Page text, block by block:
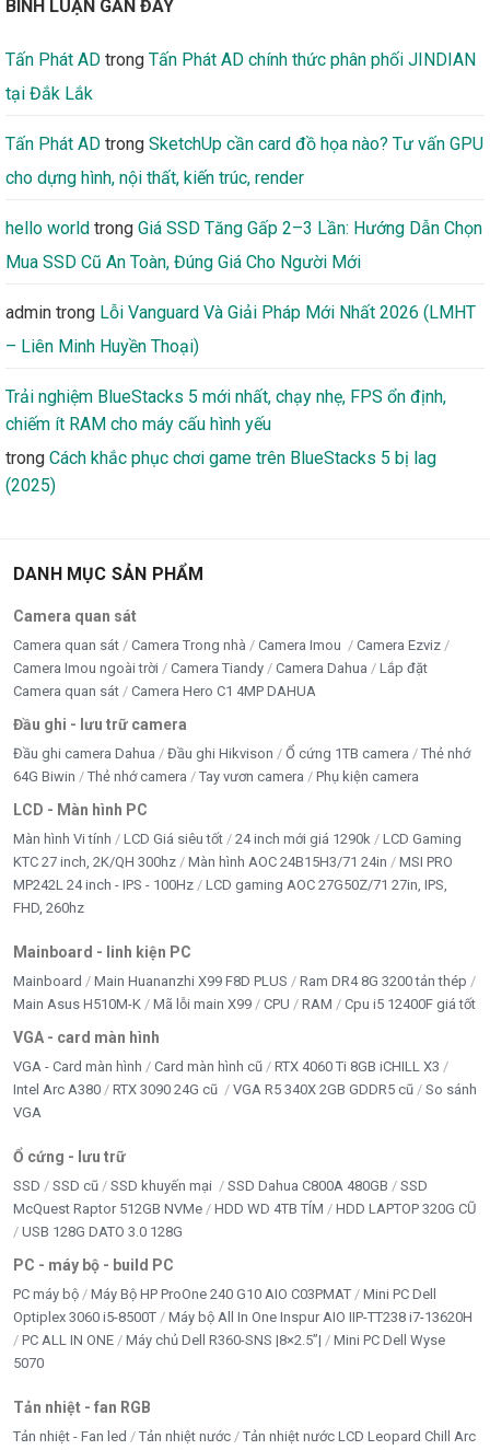
BÌNH LUẬN GẦN ĐÂY
Tấn Phát AD trong Tấn Phát AD chính thức phân phối JINDIAN
tại Đắk Lắk
Tấn Phát AD trong SketchUp cần card đồ họa nào? Tư vấn GPU
cho dựng hình, nội thất, kiến trúc, render
hello world trong Giá SSD Tăng Gấp 2–3 Lần: Hướng Dẫn Chọn
Mua SSD Cũ An Toàn, Đúng Giá Cho Người Mới
admin trong Lỗi Vanguard Và Giải Pháp Mới Nhất 2026 (LMHT
– Liên Minh Huyền Thoại)
Trải nghiệm BlueStacks 5 mới nhất, chạy nhẹ, FPS ổn định,
chiếm ít RAM cho máy cấu hình yếu
trong Cách khắc phục chơi game trên BlueStacks 5 bị lag
(2025)
DANH MỤC SẢN PHẨM
Camera quan sát
Camera quan sát Camera Trong nhà Camera Imou
Camera Ezviz
Camera Imou ngoài trời
Camera Tiandy Camera Dahua
Lắp đặt
Camera quan sát
Camera Hero C1 4MP DAHUA
Đầu ghi - lưu trữ camera
Đầu ghi camera Dahua Đầu ghi Hikvison Ổ cứng 1TB camera
Thẻ nhớ
64G Biwin
Thẻ nhớ camera Tay vươn camera Phụ kiện camera
LCD - Màn hình PC
Màn hình Vi tính LCD Giá siêu tốt 24 inch mới giá 1290k
LCD Gaming
KTC 27 inch, 2K/QH 300hz
Màn hình AOC 24B15H3/71 24in
MSI PRO
MP242L 24 inch - IPS - 100Hz
LCD gaming AOC 27G50Z/71 27in, IPS,
FHD, 260hz
Mainboard - linh kiện PC
Mainboard Main Huananzhi X99 F8D PLUS
Ram DR4 8G 3200 tản thép
Main Asus H510M-K
Mã lỗi main X99 CPU RAM Cpu i5 12400F giá tốt
VGA - card màn hình
VGA - Card màn hình Card màn hình cũ
RTX 4060 Ti 8GB iCHILL X3
Intel Arc A380
RTX 3090 24G cũ VGA R5 340X 2GB GDDR5 cũ
So sánh
VGA
Ổ cứng - lưu trữ
SSD SSD cũ SSD khuyến mại SSD Dahua C800A 480GB
SSD
McQuest Raptor 512GB NVMe
HDD WD 4TB TÍM
HDD LAPTOP 320G CŨ
USB 128G DATO 3.0 128G
PC - máy bộ - build PC
PC máy bộ Máy Bộ HP ProOne 240 G10 AIO C03PMAT
Mini PC Dell
Optiplex 3060 i5-8500T
Máy bộ All In One Inspur AIO IIP-TT238 i7-13620H
PC ALL IN ONE
Máy chủ Dell R360-SNS |8×2.5”|
Mini PC Dell Wyse
5070
Tản nhiệt - fan RGB
Tản nhiệt - Fan led Tản nhiệt nước
Tản nhiệt nước LCD Leopard Chill Arc